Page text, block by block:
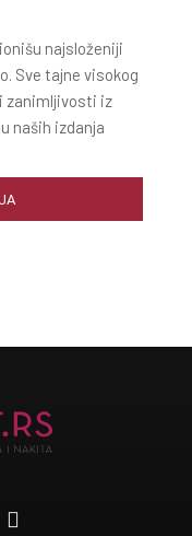
najsloženiji
Sve tajne visokog
zanimljivosti iz
naših izdanja